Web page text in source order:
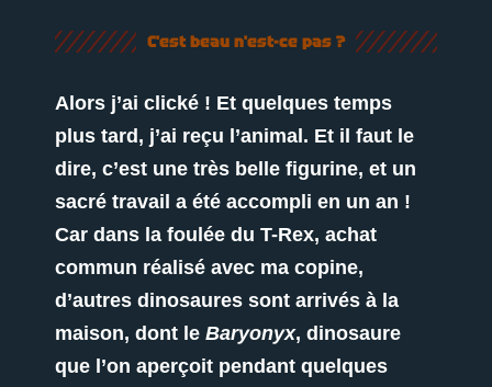
C'est beau n'est-ce pas ?
Alors j’ai clické ! Et quelques temps
plus tard, j’ai reçu l’animal. Et il faut le
dire, c’est une très belle figurine, et un
sacré travail a été accompli en un an !
Car dans la foulée du T-Rex, achat
commun réalisé avec ma copine,
d’autres dinosaures sont arrivés à la
maison, dont le Baryonyx, dinosaure
que l’on aperçoit pendant quelques